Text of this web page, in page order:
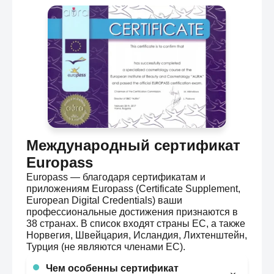
МЕН.
Международный сертификат
Europass
Europass — благодаря сертификатам и
приложениям Europass (Certificate Supplement,
European Digital Credentials) ваши
профессиональные достижения признаются в
38 странах. В список входят страны ЕС, а также
Норвегия, Швейцария, Исландия, Лихтенштейн,
Турция (не являются членами ЕС).
Чем особенны сертификат